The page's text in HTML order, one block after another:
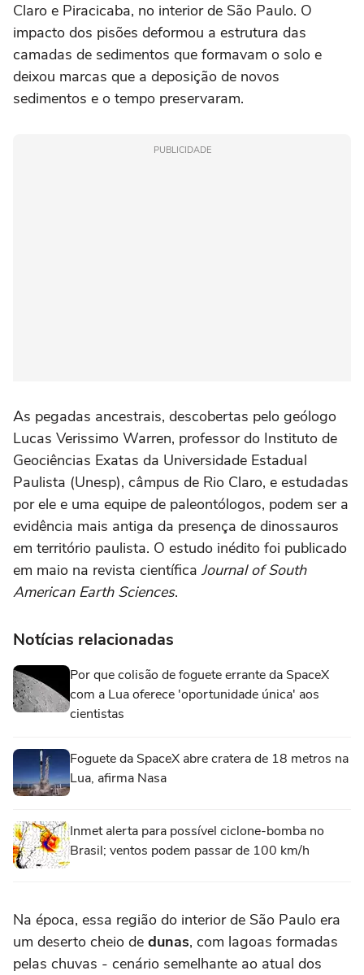
Claro e Piracicaba, no interior de São Paulo. O
impacto dos pisões deformou a estrutura das
camadas de sedimentos que formavam o solo e
deixou marcas que a deposição de novos
sedimentos e o tempo preservaram.
PUBLICIDADE
As pegadas ancestrais, descobertas pelo geólogo
Lucas Verissimo Warren, professor do Instituto de
Geociências Exatas da Universidade Estadual
Paulista (Unesp), câmpus de Rio Claro, e estudadas
por ele e uma equipe de paleontólogos, podem ser a
evidência mais antiga da presença de dinossauros
em território paulista. O estudo inédito foi publicado
em maio na revista científica Journal of South
American Earth Sciences.
Notícias relacionadas
Por que colisão de foguete errante da SpaceX
com a Lua oferece 'oportunidade única' aos
cientistas
Foguete da SpaceX abre cratera de 18 metros na
Lua, afirma Nasa
Inmet alerta para possível ciclone-bomba no
Brasil; ventos podem passar de 100 km/h
Na época, essa região do interior de São Paulo era
um deserto cheio de dunas, com lagoas formadas
pelas chuvas - cenário semelhante ao atual dos